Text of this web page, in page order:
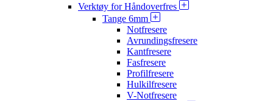
Verktøy for Håndoverfres
Tange 6mm
Notfresere
Avrundingsfresere
Kantfresere
Fasfresere
Profilfresere
Hulkilfresere
V-Notfresere